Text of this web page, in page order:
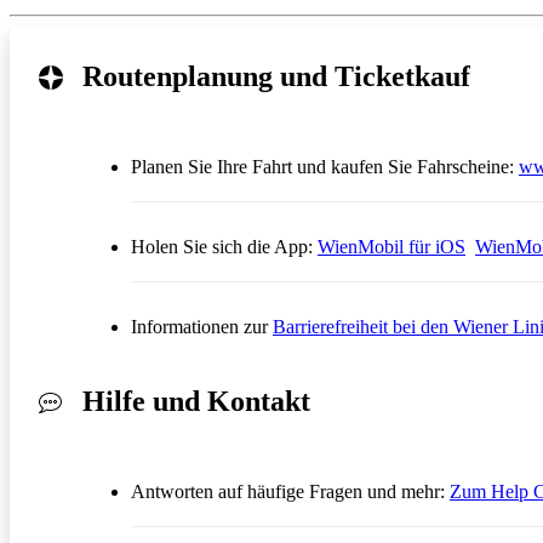
Routenplanung und Ticketkauf
Planen Sie Ihre Fahrt und kaufen Sie Fahrscheine:
Holen Sie sich die App: WienMobil für iOS Öffnet in
Informationen zurBarrierefreiheit bei den Wiener
Hilfe und Kontakt
Antworten auf häufige Fragen und mehr: Zum Help